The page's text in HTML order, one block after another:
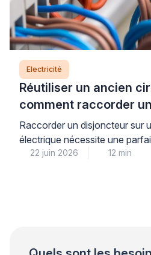
Electricité
Réutiliser un ancien
comment raccorder
toute sécurité
Raccorder un disjoncteur sur
électrique nécessite une
de sécurité et de la norme
22 juin 2026 12 min